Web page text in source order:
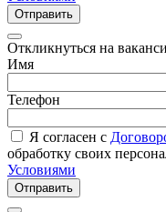
Отправить
Откликнуться на
Имя
Телефон
Я согласен с
обработку своих
Условиями
Отправить